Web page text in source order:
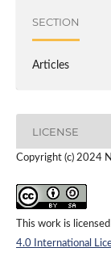
SECTION
Articles
LICENSE
Copyright (c) 2024
This work is
4.0 International